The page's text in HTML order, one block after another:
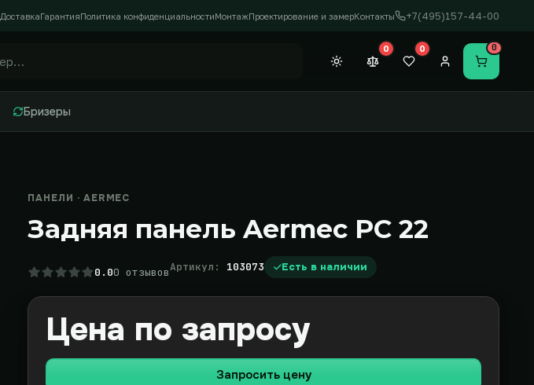
ДоставкаГарантияПолитика конфиденциальностиМонтажПроектирование и замерКонтакты +7(495)157-44-00
Темная тема
0 0
Перейти
0
Бризеры
ПАНЕЛИ · AERMEC
Задняя панель Aermec PC 22
0.00 отзывовАртикул: 103073 Есть в наличии
Цена по запросу
Запросить цену